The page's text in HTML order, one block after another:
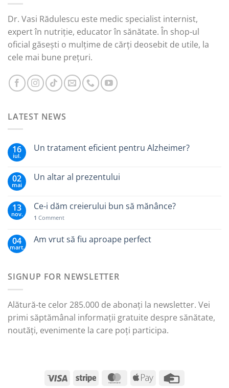
Dr. Vasi Rădulescu este medic specialist internist,
expert în nutriție, educator în sănătate. În shop-ul
oficial găsești o mulțime de cărți deosebit de utile, la
cele mai bune prețuri.
LATEST NEWS
16
iul.
Un tratament eficient pentru Alzheimer?
02
mai
Un altar al prezentului
13
nov.
Ce-i dăm creierului bun să mănânce?
1 Comment
04
mart.
Am vrut să fiu aproape perfect
SIGNUP FOR NEWSLETTER
Alătură-te celor 285.000 de abonați la newsletter. Vei
primi săptămânal informații gratuite despre sănătate,
noutăți, evenimente la care poți participa.